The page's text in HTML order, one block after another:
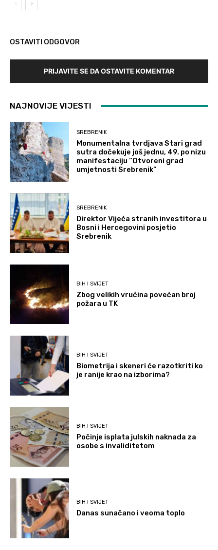
OSTAVITI ODGOVOR
PRIJAVITE SE DA OSTAVITE KOMENTAR
NAJNOVIJE VIJESTI
SREBRENIK
Monumentalna tvrdjava Stari grad
sutra dočekuje još jednu, 49. po nizu
manifestaciju “Otvoreni grad
umjetnosti Srebrenik”
SREBRENIK
Direktor Vijeća stranih investitora u
Bosni i Hercegovini posjetio
Srebrenik
BIH I SVIJET
Zbog velikih vrućina povećan broj
požara u TK
BIH I SVIJET
Biometrija i skeneri će razotkriti ko
je ranije krao na izborima?
BIH I SVIJET
Počinje isplata julskih naknada za
osobe s invaliditetom
BIH I SVIJET
Danas sunačano i veoma toplo